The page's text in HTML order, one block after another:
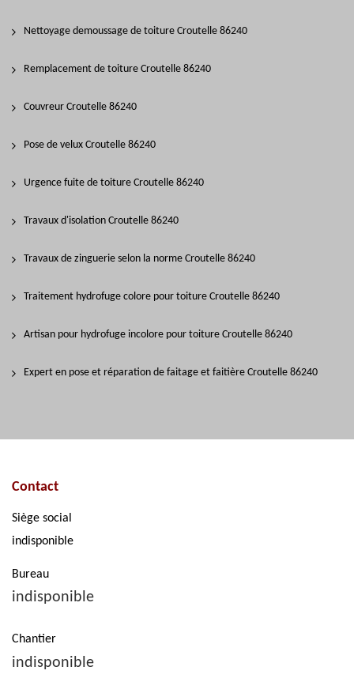
Nettoyage demoussage de toiture Croutelle 86240
Remplacement de toiture Croutelle 86240
Couvreur Croutelle 86240
Pose de velux Croutelle 86240
Urgence fuite de toiture Croutelle 86240
Travaux d'isolation Croutelle 86240
Travaux de zinguerie selon la norme Croutelle 86240
Traitement hydrofuge colore pour toiture Croutelle 86240
Artisan pour hydrofuge incolore pour toiture Croutelle 86240
Expert en pose et réparation de faitage et faitière Croutelle 86240
Contact
Siège social
indisponible
Bureau
indisponible
Chantier
indisponible